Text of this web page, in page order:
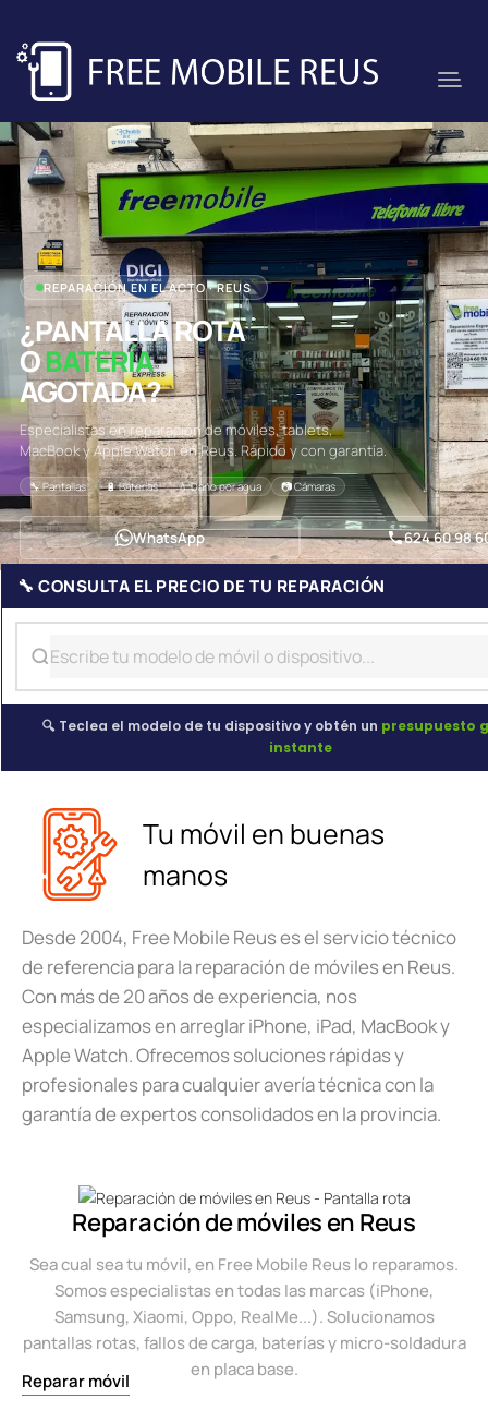
REPARACIÓN EN EL ACTO · REUS
¿PANTALLA ROTA
OBATERÍA
AGOTADA?
Especialistas en reparación de móviles, tablets,
MacBook y Apple Watch en Reus. Rápido y con garantía.
🔧 Pantallas 🔋 Baterías 💧 Daño por agua 📷 Cámaras
WhatsApp 624 60 98
🔧 CONSULTA EL PRECIO DE TU REPARACIÓN
🔍 Teclea el modelo de tu dispositivo y obtén un presupuesto
instante
Tu móvil en buenas
manos
Desde 2004, Free Mobile Reus es el servicio técnico
de referencia para la reparación de móviles en Reus.
Con más de 20 años de experiencia, nos
especializamos en arreglar iPhone, iPad, MacBook y
Apple Watch. Ofrecemos soluciones rápidas y
profesionales para cualquier avería técnica con la
garantía de expertos consolidados en la provincia.
Reparación de móviles en Reus
Sea cual sea tu móvil, en Free Mobile Reus lo reparamos.
Somos especialistas en todas las marcas (iPhone,
Samsung, Xiaomi, Oppo, RealMe...). Solucionamos
pantallas rotas, fallos de carga, baterías y micro-soldadura
en placa base.
Reparar móvil